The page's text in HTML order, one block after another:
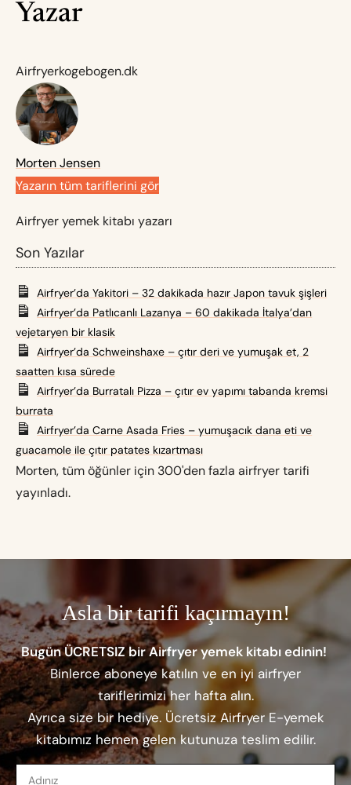
Yazar
Airfryerkogebogen.dk
Morten Jensen
Yazarın tüm tariflerini gör
Airfryer yemek kitabı yazarı
Son Yazılar
Airfryer’da Yakitori – 32 dakikada hazır Japon tavuk şişleri
Airfryer’da Patlıcanlı Lazanya – 60 dakikada İtalya’dan
vejetaryen bir klasik
Airfryer’da Schweinshaxe – çıtır deri ve yumuşak et, 2
saatten kısa sürede
Airfryer’da Burratalı Pizza – çıtır ev yapımı tabanda kremsi
burrata
Airfryer’da Carne Asada Fries – yumuşacık dana eti ve
guacamole ile çıtır patates kızartması
Morten, tüm öğünler için 300'den fazla airfryer tarifi
yayınladı.
Asla bir tarifi kaçırmayın!
Bugün ÜCRETSIZ bir Airfryer yemek kitabı edinin!
Binlerce aboneye katılın ve en iyi airfryer
tariflerimizi her hafta alın.
Ayrıca size bir hediye. Ücretsiz Airfryer E-yemek
kitabımız hemen gelen kutunuza teslim edilir.